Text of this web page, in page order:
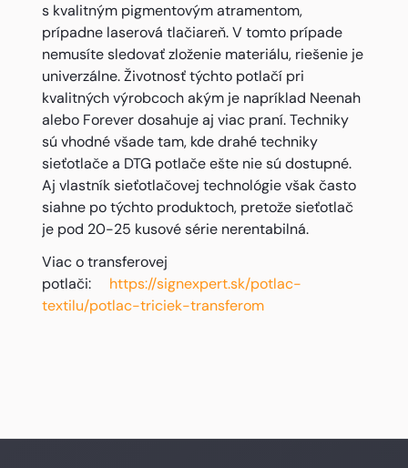
s kvalitným pigmentovým atramentom,
prípadne laserová tlačiareň. V tomto prípade
nemusíte sledovať zloženie materiálu, riešenie je
univerzálne. Životnosť týchto potlačí pri
kvalitných výrobcoch akým je napríklad Neenah
alebo Forever dosahuje aj viac praní. Techniky
sú vhodné všade tam, kde drahé techniky
sieťotlače a DTG potlače ešte nie sú dostupné.
Aj vlastník sieťotlačovej technológie však často
siahne po týchto produktoch, pretože sieťotlač
je pod 20-25 kusové série nerentabilná.
Viac o transferovej
potlači: https://signexpert.sk/potlac-
textilu/potlac-triciek-transferom